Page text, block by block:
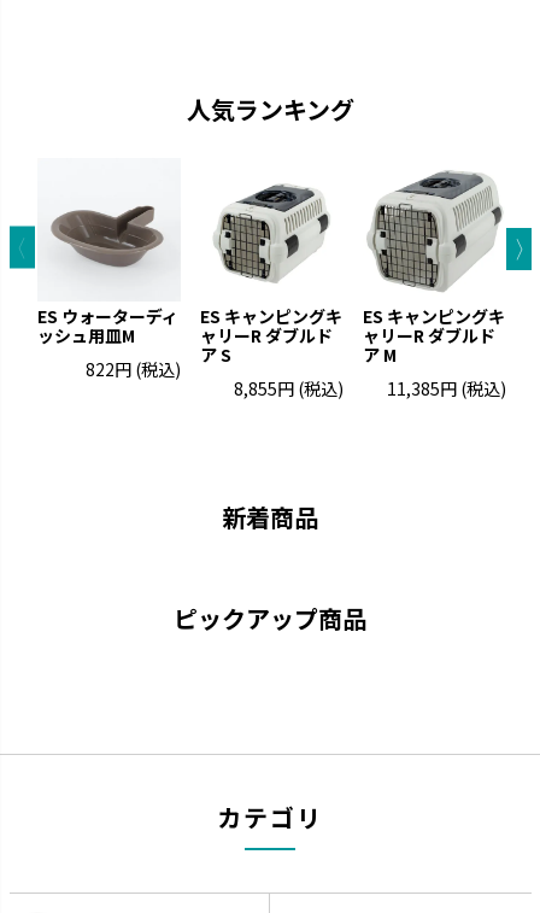
ラプレ
愛犬と一緒に遊べるコミュニケ
タイヤ素材で大満足の噛みごた
えです。
人気ランキング
ES ウォーターディ
ッシュ用皿M
822円 (税込)
ES キャンピングキ
ャリーR ダブルド
ア S
8,855円 (税込)
ES キャンピングキ
ャリーR ダブルド
ア M
11,385円 (税込)
新着商品
ピックアップ商品
カテゴリ